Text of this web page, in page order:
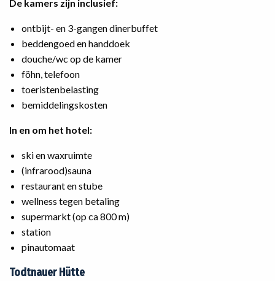
De kamers zijn inclusief:
ontbijt- en 3-gangen dinerbuffet
beddengoed en handdoek
douche/wc op de kamer
föhn, telefoon
toeristenbelasting
bemiddelingskosten
In en om het hotel:
ski en waxruimte
(infrarood)sauna
restaurant en stube
wellness tegen betaling
supermarkt (op ca 800 m)
station
pinautomaat
Todtnauer Hütte